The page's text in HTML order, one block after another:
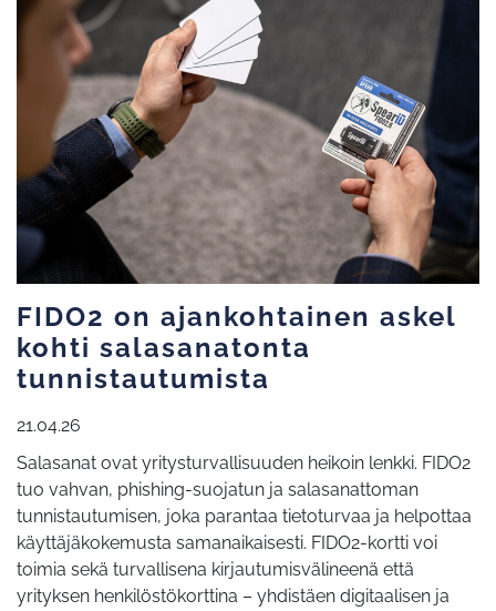
FIDO2 on ajankohtainen askel
kohti salasanatonta
tunnistautumista
21.04.26
Salasanat ovat yritysturvallisuuden heikoin lenkki. FIDO2
tuo vahvan, phishing-suojatun ja salasanattoman
tunnistautumisen, joka parantaa tietoturvaa ja helpottaa
käyttäjäkokemusta samanaikaisesti. FIDO2-kortti voi
toimia sekä turvallisena kirjautumisvälineenä että
yrityksen henkilöstökorttina – yhdistäen digitaalisen ja